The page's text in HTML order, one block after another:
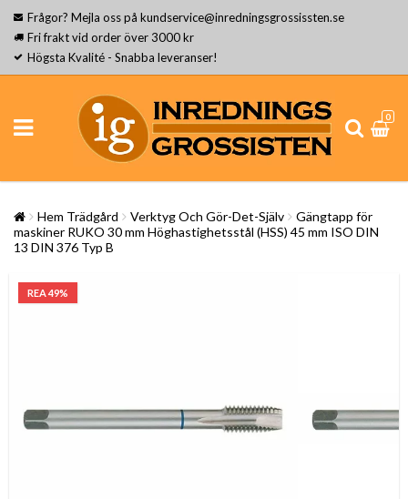
Frågor? Mejla oss på kundservice@inredningsgrossissten.se
Fri frakt vid order över 3000 kr
Högsta Kvalité - Snabba leveranser!
0
Hem Trädgård Verktyg Och Gör-Det-Själv
Gängtapp för
maskiner RUKO 30 mm Höghastighetsstål (HSS) 45 mm ISO DIN
13 DIN 376 Typ B
REA 49%